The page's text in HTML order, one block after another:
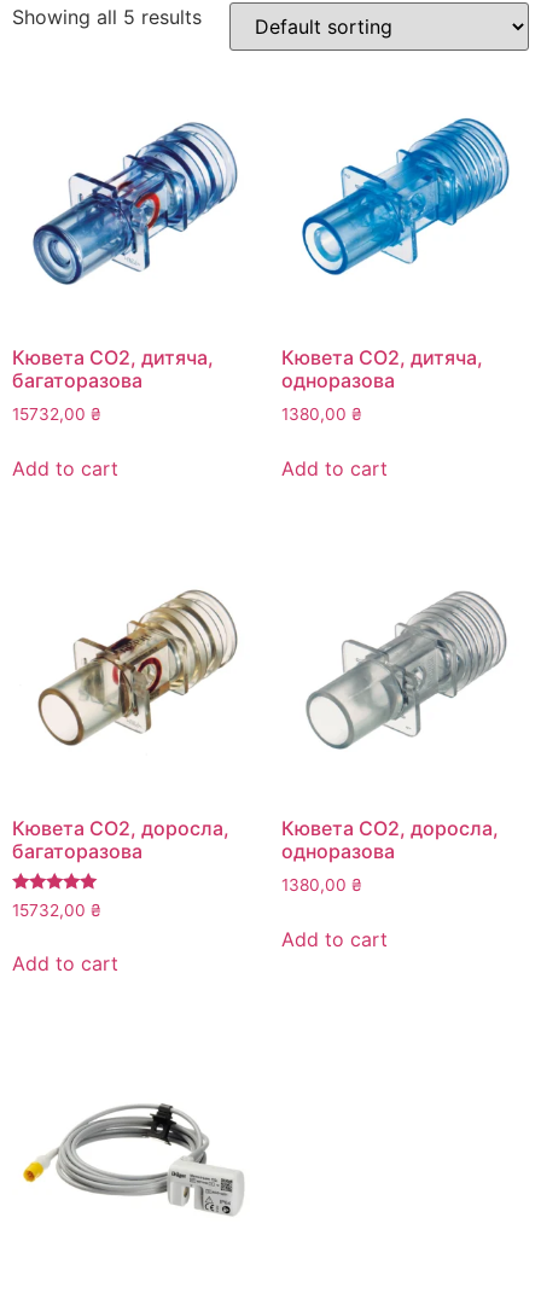
Showing all 5 results
Кювета СО2, дитяча,
багаторазова
15732,00 ₴
Add to cart
Кювета СО2, дитяча,
одноразова
1380,00 ₴
Add to cart
Кювета СО2, доросла,
багаторазова
Rated
5.00
15732,00 ₴
Add to cart
Кювета СО2, доросла,
одноразова
1380,00 ₴
Add to cart